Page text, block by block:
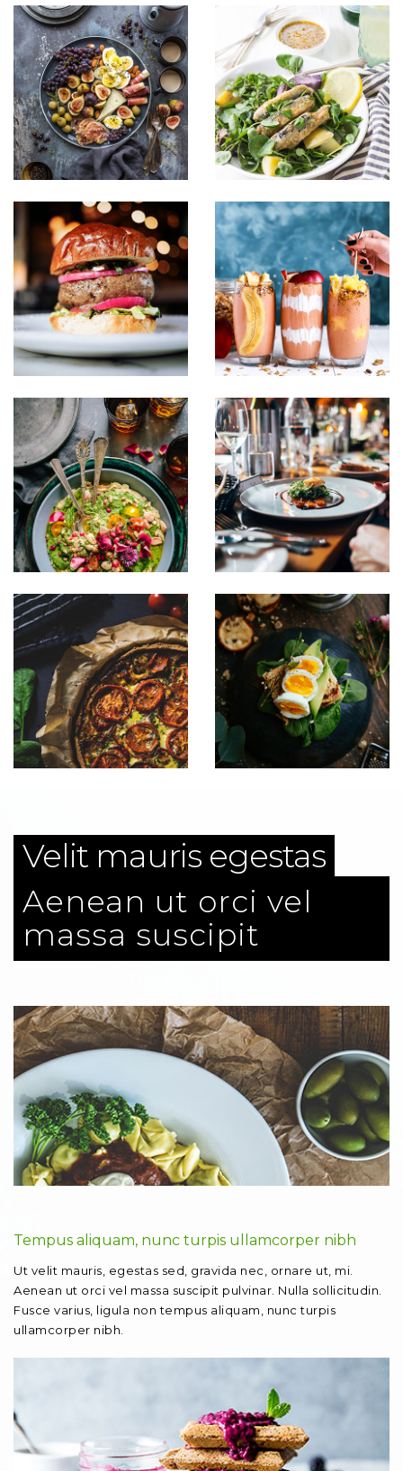
Sipsum primis
Sipsum primis
Sipsum primis
Sipsum primis
Velit mauris egestas
Aenean ut orci vel
massa suscipit
Tempus aliquam, nunc turpis ullamcorper nibh
Ut velit mauris, egestas sed, gravida nec, ornare ut, mi.
Aenean ut orci vel massa suscipit pulvinar. Nulla sollicitudin.
Fusce varius, ligula non tempus aliquam, nunc turpis
ullamcorper nibh.